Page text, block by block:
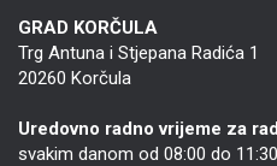
GRAD KORČULA
Trg Antuna i Stjepana Radića 1
20260 Korčula
Uredovno radno vrijeme za
svakim danom od 08:00 do 11:30